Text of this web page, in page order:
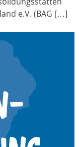
e.V. (BAG […]